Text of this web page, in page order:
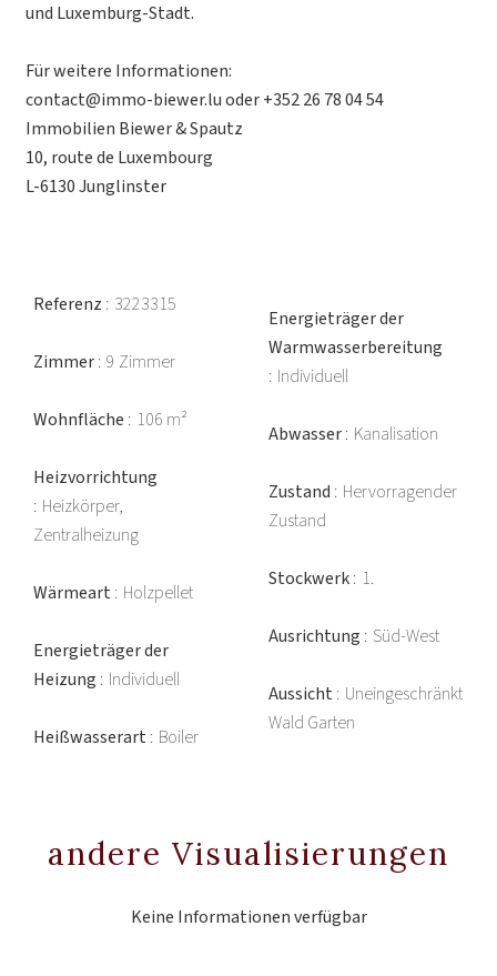
und Luxemburg-Stadt.
Für weitere Informationen:
contact@immo-biewer.lu oder +352 26 78 04 54
Immobilien Biewer & Spautz
10, route de Luxembourg
L-6130 Junglinster
Referenz 3223315
Zimmer 9 Zimmer
Wohnfläche 106 m²
Heizvorrichtung
Heizkörper,
Zentralheizung
Wärmeart Holzpellet
Energieträger der
Heizung Individuell
Heißwasserart Boiler
Energieträger der
Warmwasserbereitung
Individuell
Abwasser Kanalisation
Zustand Hervorragender
Zustand
Stockwerk 1.
Ausrichtung Süd-West
Aussicht Uneingeschränkt
Wald Garten
andere Visualisierungen
Keine Informationen verfügbar